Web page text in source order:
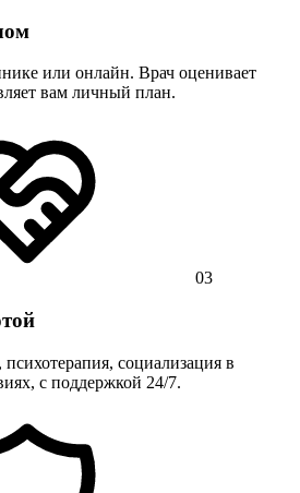
или онлайн. Врач оценивает
вам личный план.
03
психотерапия, социализация в
с поддержкой 24/7.